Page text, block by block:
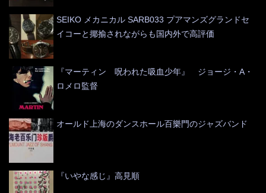
SEIKO メカニカル SARB033 プアマンズグランドセ
イコーと揶揄されながらも国内外で高評価
『マーティン 呪われた吸血少年』 ジョージ・A・
ロメロ監督
オールド上海のダンスホール百樂門のジャズバンド
『いやな感じ』高見順